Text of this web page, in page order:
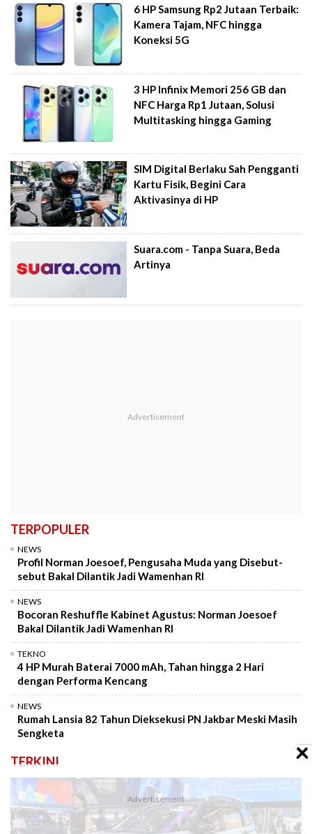
6 HP Samsung Rp2 Jutaan Terbaik:
Kamera Tajam, NFC hingga
Koneksi 5G
3 HP Infinix Memori 256 GB dan
NFC Harga Rp1 Jutaan, Solusi
Multitasking hingga Gaming
SIM Digital Berlaku Sah Pengganti
Kartu Fisik, Begini Cara
Aktivasinya di HP
Suara.com - Tanpa Suara, Beda
Artinya
TERPOPULER
NEWS
Profil Norman Joesoef, Pengusaha Muda yang Disebut-
sebut Bakal Dilantik Jadi Wamenhan RI
NEWS
Bocoran Reshuffle Kabinet Agustus: Norman Joesoef
Bakal Dilantik Jadi Wamenhan RI
TEKNO
4 HP Murah Baterai 7000 mAh, Tahan hingga 2 Hari
dengan Performa Kencang
NEWS
Rumah Lansia 82 Tahun Dieksekusi PN Jakbar Meski Masih
Sengketa
TERKINI